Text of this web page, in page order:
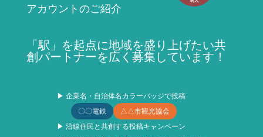
アカウントのご紹介
「駅」を起点に地域を盛り上げたい共
創パートナーを広く募集しています！
▶ 企業名・自治体名カラーバッジで投稿
〇〇電鉄
△△市観光協会
▶ 沿線住民と共創する投稿キャンペーン